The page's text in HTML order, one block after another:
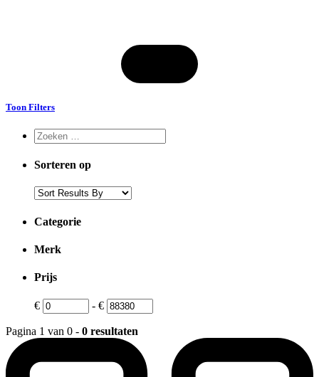
Toon Filters
Sorteren op
Categorie
Merk
Prijs
€ - €
Pagina 1 van 0 - 0 resultaten